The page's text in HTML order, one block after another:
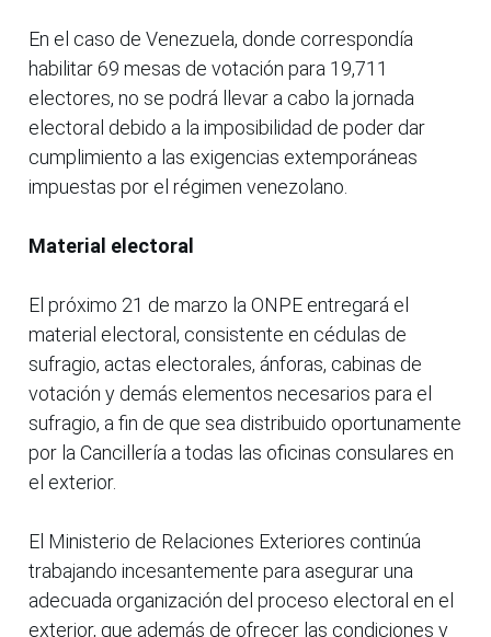
En el caso de Venezuela, donde correspondía
habilitar 69 mesas de votación para 19,711
electores, no se podrá llevar a cabo la jornada
electoral debido a la imposibilidad de poder dar
cumplimiento a las exigencias extemporáneas
impuestas por el régimen venezolano.
Material electoral
El próximo 21 de marzo la ONPE entregará el
material electoral, consistente en cédulas de
sufragio, actas electorales, ánforas, cabinas de
votación y demás elementos necesarios para el
sufragio, a fin de que sea distribuido oportunamente
por la Cancillería a todas las oficinas consulares en
el exterior.
El Ministerio de Relaciones Exteriores continúa
trabajando incesantemente para asegurar una
adecuada organización del proceso electoral en el
exterior, que además de ofrecer las condiciones y